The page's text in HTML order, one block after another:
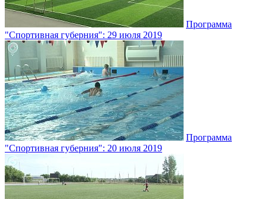
Программа
"Спортивная губерния": 29 июля 2019
Программа
"Спортивная губерния": 20 июля 2019